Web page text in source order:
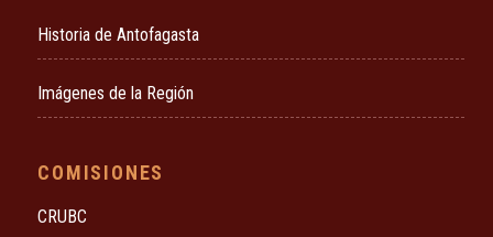
Historia de Antofagasta
Imágenes de la Región
COMISIONES
CRUBC